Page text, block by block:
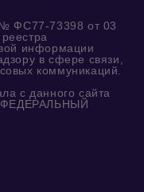
ФС77-73398 от 03
информации
в сфере связи,
коммуникаций.
с данного сайта